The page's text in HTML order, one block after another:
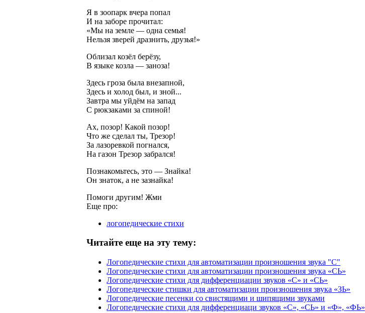
Я в зоопарк вчера попал
И на заборе прочитал:
«Мы на земле — одна семья!
Нельзя зверей дразнить, друзья!»
Облизал козёл берёзу,
В языке козла — заноза!
Здесь гроза была внезапной,
Здесь и холод был, и зной...
Завтра мы уйдём на запад
С рюкзаками за спиной!
Ах, позор! Какой позор!
Что же сделал ты, Трезор!
За лазоревкой погнался,
На газон Трезор забрался!
Познакомьтесь, это — Знайка!
Он знаток, а не зазнайка!
Помоги другим! Жми
Еще про:
логопедические стихи
Читайте еще на эту тему:
Логопедические стихи для автоматизации произношения звука "С"
Логопедические стихи для автоматизации произношения звука «СЬ»
Логопедические стихи для дифференциации звуков «С» и «СЬ»
Логопедические стишки для автоматизации произношения звука «ЗЬ»
Логопедические песенки со свистящими и шипящими звуками
Логопедические стихи для дифференциаци звуков «С», «СЬ» и «Ф», «ФЬ»